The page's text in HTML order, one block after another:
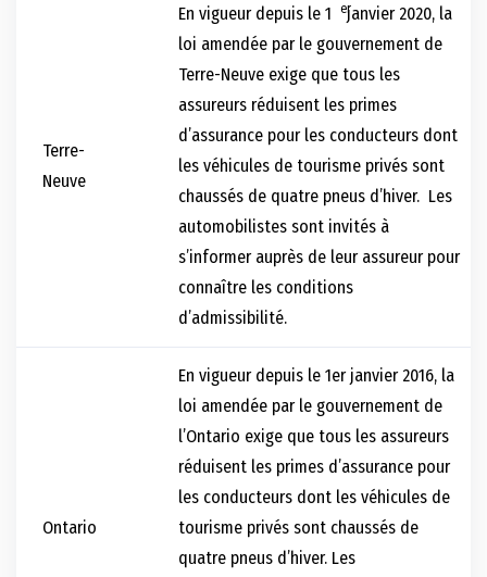
Terre-
Neuve
En vigueur depuis le 1 er
janvier 2020, la
loi amendée par le gouvernement de
Terre-Neuve exige que tous les
assureurs réduisent les primes
d’assurance pour les conducteurs dont
les véhicules de tourisme privés sont
chaussés de quatre pneus d’hiver. Les
automobilistes sont invités à
s’informer auprès de leur assureur pour
connaître les conditions
d’admissibilité.
Ontario
En vigueur depuis le 1er janvier 2016, la
loi amendée par le gouvernement de
l’Ontario exige que tous les assureurs
réduisent les primes d’assurance pour
les conducteurs dont les véhicules de
tourisme privés sont chaussés de
quatre pneus d’hiver. Les